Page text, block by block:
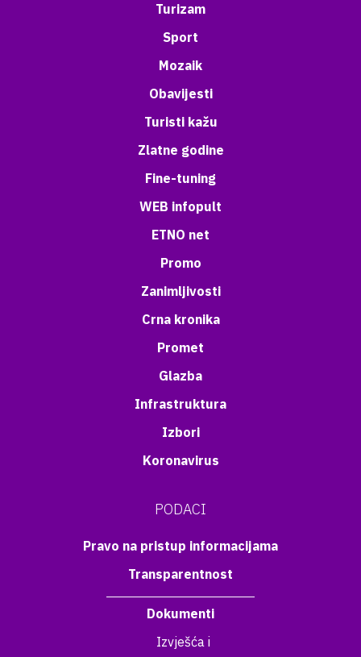
Turizam
Sport
Mozaik
Obavijesti
Turisti kažu
Zlatne godine
Fine-tuning
WEB infopult
ETNO net
Promo
Zanimljivosti
Crna kronika
Promet
Glazba
Infrastruktura
Izbori
Koronavirus
PODACI
Pravo na pristup informacijama
Transparentnost
Dokumenti
Izvješća i